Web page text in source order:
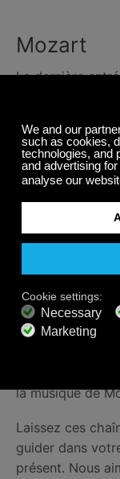
Mozart
La dernière
englobaient la
l'obscurité et la
Comme Tolle,
par les
transparaître
musicologue à
qu'elle est "une
dans certains
imaginer Tolle
Mozart jouant
la musique de
Laissez ces
guider dans
présent. Nous